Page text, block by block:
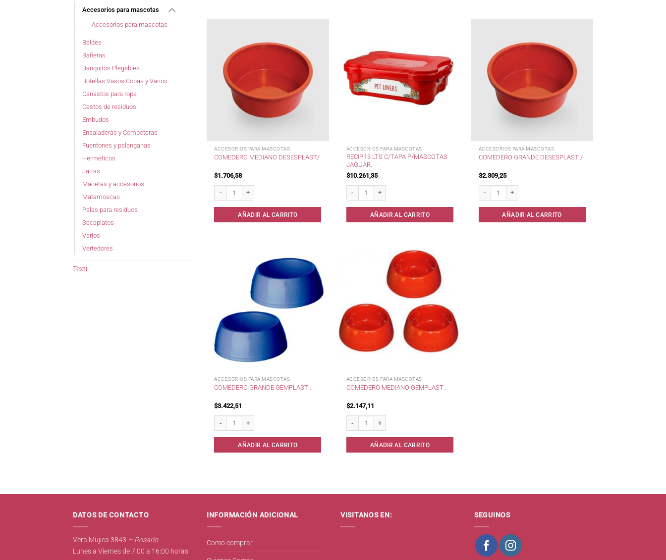
Accesorios para mascotas
Accesorios para mascotas
Baldes
Bañeras
Banquitos Plegables
Botellas Vasos Copas y Varios
Canastos para ropa
Cestos de residuos
Embudos
Ensaladeras y Compoteras
Fuentones y palanganas
Hermeticos
Jarras
Macetas y accesorios
Matamoscas
Palas para residuos
Secaplatos
Varios
Vertedores
Textil
ACCESORIOS PARA MASCOTAS
COMEDERO MEDIANO DESESPLAST/
$1.706,58
AÑADIR AL CARRITO
ACCESORIOS PARA MASCOTAS
RECIP.13 LTS C/TAPA P/MASCOTAS
JAGUAR.
$10.261,35
AÑADIR AL CARRITO
ACCESORIOS PARA MASCOTAS
COMEDERO GRANDE DESESPLAST /
$2.309,25
AÑADIR AL CARRITO
ACCESORIOS PARA MASCOTAS
COMEDERO GRANDE GEMPLAST .
$3.422,51
Comedero Grande Gemplast . cantidad
AÑADIR AL CARRITO
ACCESORIOS PARA MASCOTAS
COMEDERO MEDIANO GEMPLAST .
$2.147,11
Comedero Mediano Gemplast . cantidad
AÑADIR AL CARRITO
DATOS DE CONTACTO
Vera Mujica 3843 – Rosario
Lunes a Viernes de 7:00 a 16:00 horas
INFORMACIÓN ADICIONAL
Como comprar
VISITANOS EN: SEGUINOS